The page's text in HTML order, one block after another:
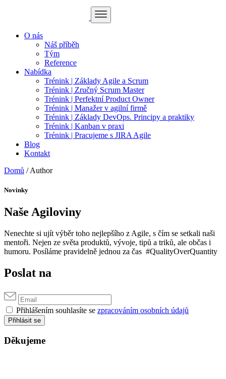
O nás
Náš příběh
Tým
Reference
Nabídka
Trénink | Základy Agile a Scrum
Trénink | Zručný Scrum Master
Trénink | Perfektní Product Owner
Trénink | Manažer v agilní firmě
Trénink | Základy DevOps. Principy a praktiky
Trénink | Kanban v praxi
Trénink | Pracujeme s JIRA Agile
Blog
Kontakt
Domů / Author
Novinky
Naše Agiloviny
Nenechte si ujít výběr toho nejlepšího z Agile, s čím se setkali naši
mentoři. Nejen ze světa produktů, vývoje, tipů a triků, ale občas i
humoru. Posíláme pravidelně jednou za čas #QualityOverQuantity
Poslat na
Přihlášením souhlasíte se zpracováním osobních údajů
Přihlásit se
Děkujeme